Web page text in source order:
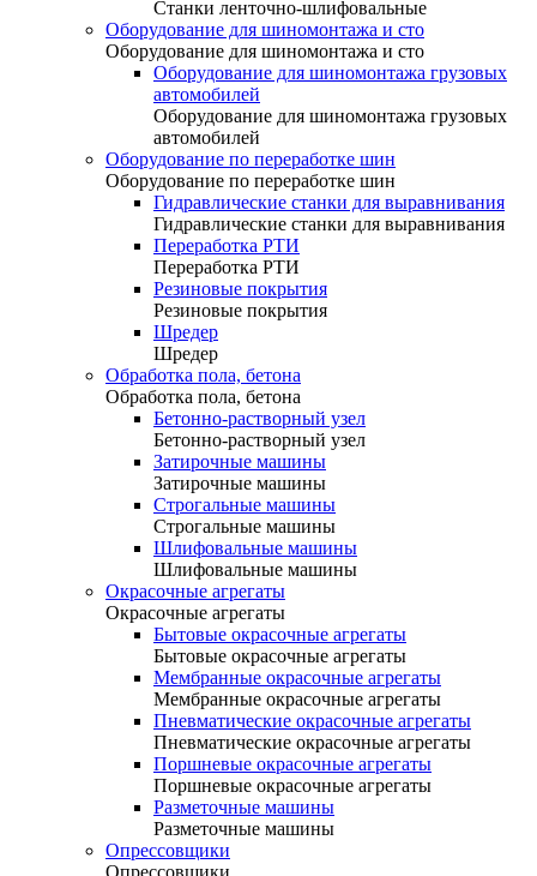
Станки ленточно-шлифовальные
Оборудование для шиномонтажа и сто
Оборудование для шиномонтажа и сто
Оборудование для шиномонтажа грузовых
автомобилей
Оборудование для шиномонтажа грузовых
автомобилей
Оборудование по переработке шин
Оборудование по переработке шин
Гидравлические станки для выравнивания
Гидравлические станки для выравнивания
Переработка РТИ
Переработка РТИ
Резиновые покрытия
Резиновые покрытия
Шредер
Шредер
Обработка пола, бетона
Обработка пола, бетона
Бетонно-растворный узел
Бетонно-растворный узел
Затирочные машины
Затирочные машины
Строгальные машины
Строгальные машины
Шлифовальные машины
Шлифовальные машины
Окрасочные агрегаты
Окрасочные агрегаты
Бытовые окрасочные агрегаты
Бытовые окрасочные агрегаты
Мембранные окрасочные агрегаты
Мембранные окрасочные агрегаты
Пневматические окрасочные агрегаты
Пневматические окрасочные агрегаты
Поршневые окрасочные агрегаты
Поршневые окрасочные агрегаты
Разметочные машины
Разметочные машины
Опрессовщики
Опрессовщики